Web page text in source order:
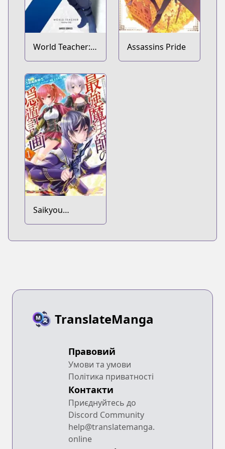
World Teacher:
Isekaishiki
Kyouiku Agent
Assassins Pride
Saikyou
Mahoushi no
TranslateManga
Правовий
Умови та умови
Політика приватності
Контакти
Приєднуйтесь до
Discord Community
help@translatemanga.
online